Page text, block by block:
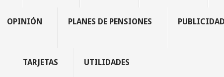
OPINIÓN PLANES DE PENSIONES PUBLICIDAD
TARJETAS UTILIDADES